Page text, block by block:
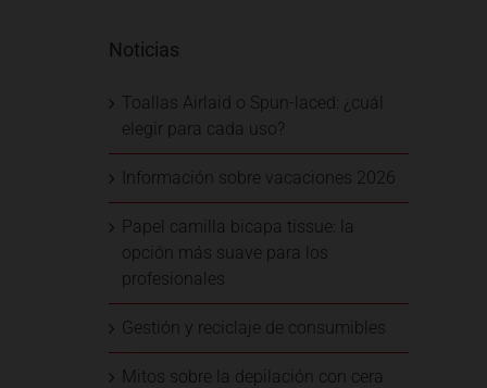
Noticias
Toallas Airlaid o Spun-laced: ¿cuál
elegir para cada uso?
Información sobre vacaciones 2026
Papel camilla bicapa tissue: la
opción más suave para los
profesionales
Gestión y reciclaje de consumibles
Mitos sobre la depilación con cera